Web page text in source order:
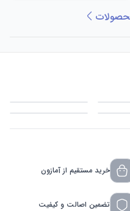
خرید مستقیم از آمازون
تضمین اصالت و کیفیت